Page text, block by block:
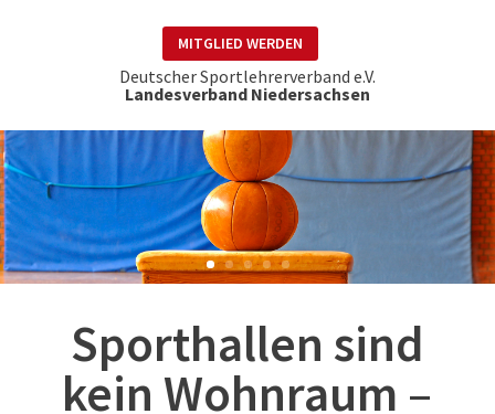
MITGLIED WERDEN
Deutscher Sportlehrerverband e.V.
Landesverband Niedersachsen
Sporthallen sind
kein Wohnraum –